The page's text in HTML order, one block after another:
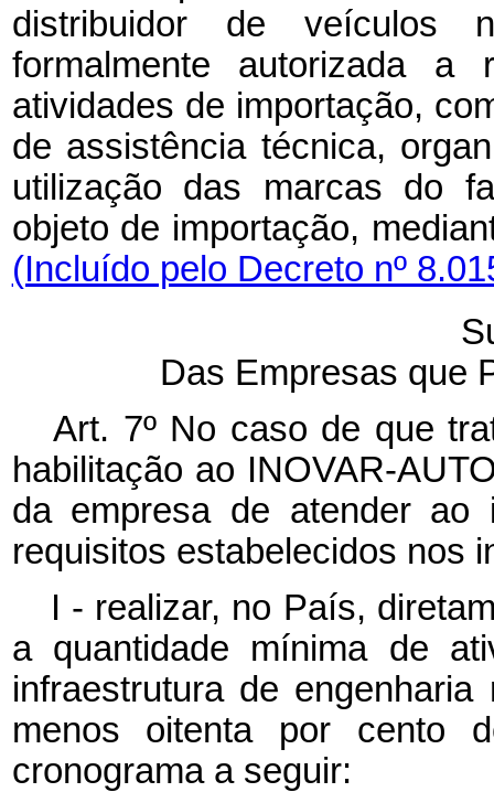
distribuidor de veículos
formalmente autorizada a
atividades de importação,
de assistência técnica,
utilização das marcas do
objeto de importação,
(Incluído pelo Decreto nº
Das Empresas que
Art. 7º No caso de que
habilitação ao INOVAR-
da empresa de atender
requisitos estabelecidos nos
I - realizar, no País,
a quantidade mínima de
infraestrutura de
menos oitenta por cento
cronograma a seguir: